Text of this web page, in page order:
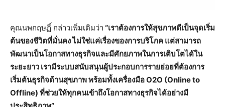
คุณนพกฤษฏิ์ กล่าวเพิ่มเติมว่า “เราต้องการให้สุขภาพดีเป็นจุดเริ่ม
ต้นของชีวิตที่มั่นคง ไม่ใช่แค่เรื่องของการบริโภค แต่สามารถ
พัฒนาเป็นโอกาสทางธุรกิจและมีศักยภาพในการเติบโตได้ใน
ระยะยาว เรามีระบบสนับสนุนผู้ประกอบการรายย่อยที่ต้องการ
เริ่มต้นธุรกิจด้านสุขภาพ พร้อมทั้งเครื่องมือ O2O (Online to
Offline) ที่ช่วยให้ทุกคนเข้าถึงโอกาสทางธุรกิจได้อย่างมี